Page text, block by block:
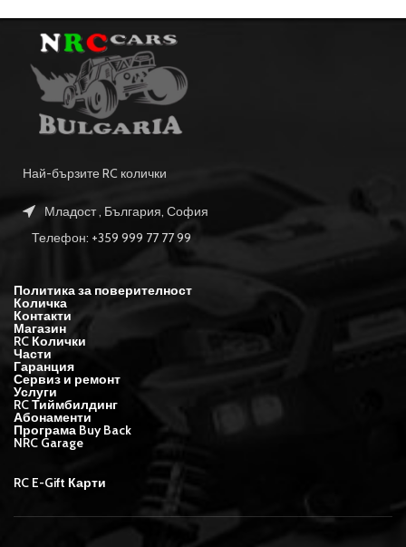
Най-бързите RC колички
Младост , България, София
Телефон: +359 999 77 77 99
Политика за поверителност
Количка
Контакти
Магазин
RC Колички
Части
Гаранция
Сервиз и ремонт
Услуги
RC Тиймбилдинг
Абонаменти
Програма Buy Back
NRC Garage
RC E-Gift Карти